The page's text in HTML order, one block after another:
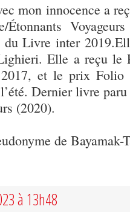
mon innocence a
Étonnants
Livre inter
Elle a reçu le
et le prix Folio
Dernier livre
(2020).
de Bayamak-
à 13h48